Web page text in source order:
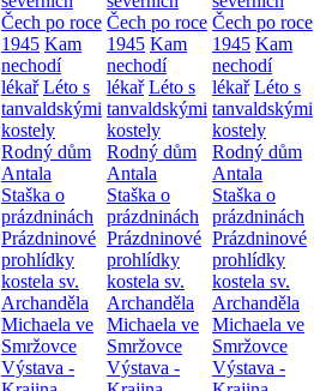
Čech po roce
1945 Kam
nechodí
lékař Léto s
tanvaldskými
kostely
Rodný dům
Antala
Staška o
prázdninách
Prázdninové
prohlídky
kostela sv.
Archanděla
Michaela ve
Smržovce
Výstava -
Čech po roce
1945 Kam
nechodí
lékař Léto s
tanvaldskými
kostely
Rodný dům
Antala
Staška o
prázdninách
Prázdninové
prohlídky
kostela sv.
Archanděla
Michaela ve
Smržovce
Výstava -
Čech po roce
1945 Kam
nechodí
lékař Léto s
tanvaldskými
kostely
Rodný dům
Antala
Staška o
prázdninách
Prázdninové
prohlídky
kostela sv.
Archanděla
Michaela ve
Smržovce
Výstava -